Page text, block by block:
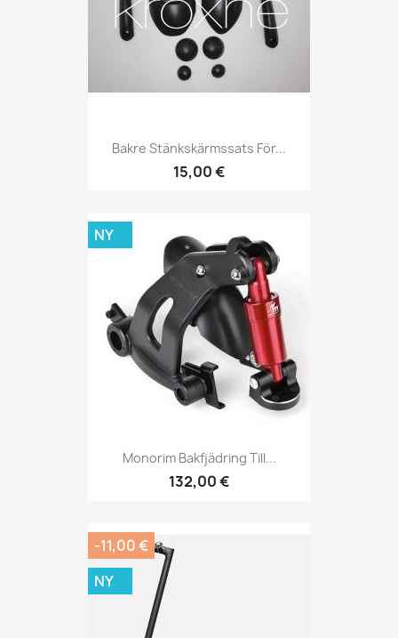
Bakre Stänkskärmssats För...
15,00 €
Monorim Bakfjädring Till...
132,00 €
NY
-11,00 €
NY